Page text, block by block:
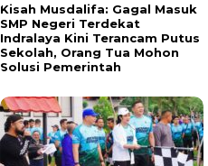
Kisah Musdalifa: Gagal Masuk
SMP Negeri Terdekat
Indralaya Kini Terancam Putus
Sekolah, Orang Tua Mohon
Solusi Pemerintah